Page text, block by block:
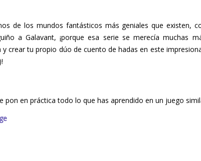
de los mundos fantásticos más geniales que existen,
a Galavant, ¡porque esa serie se merecía muchas
crear tu propio dúo de cuento de hadas en este
pon en práctica todo lo que has aprendido en un juego